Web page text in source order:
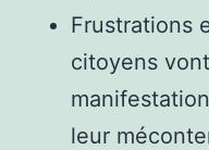
Frustrations
citoyens
leur